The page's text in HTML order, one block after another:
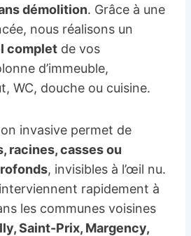
démolition. Grâce à une
nous réalisons un
complet de vos
d’immeuble,
WC, douche ou cuisine.
invasive permet de
racines, casses ou
, invisibles à l’œil nu.
rapidement à
les communes voisines
Saint-Prix, Margency,